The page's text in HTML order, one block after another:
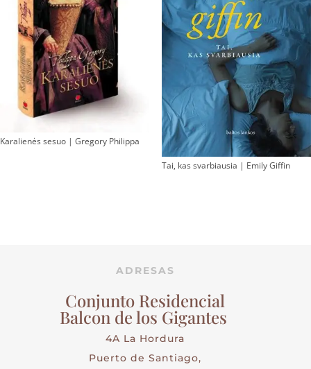
Karalienės sesuo | Gregory Philippa
Tai, kas svarbiausia | Emily Giffin
ADRESAS
Conjunto Residencial
Balcon de los Gigantes
4A La Hordura
Puerto de Santiago,